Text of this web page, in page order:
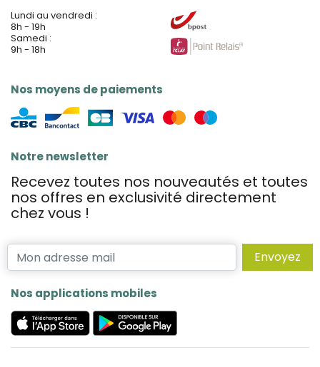
Lundi au vendredi :
8h - 19h
Samedi :
9h - 18h
Nos moyens de paiements
Notre newsletter
Recevez toutes nos nouveautés et toutes
nos offres en exclusivité directement
chez vous !
Envoyez
Nos applications mobiles